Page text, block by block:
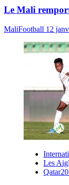
Le Mali
MaliFootball 12
Les